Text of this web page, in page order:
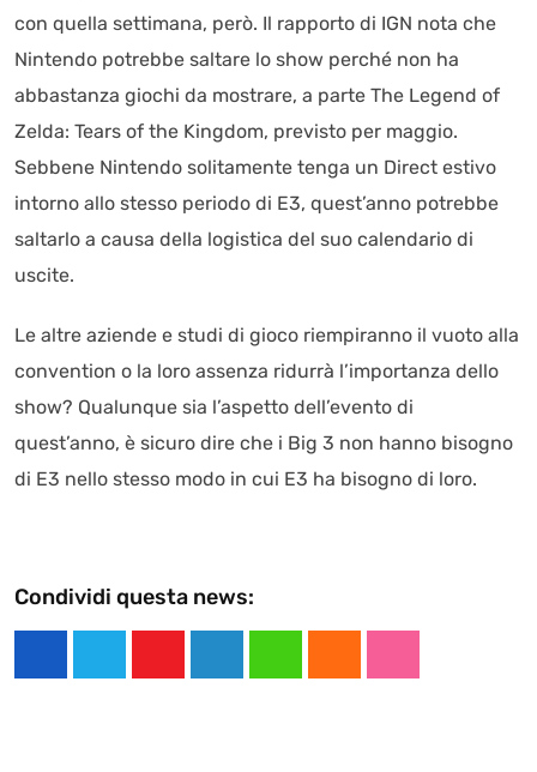
con quella settimana, però. Il rapporto di IGN nota che
Nintendo potrebbe saltare lo show perché non ha
abbastanza giochi da mostrare, a parte The Legend of
Zelda: Tears of the Kingdom, previsto per maggio.
Sebbene Nintendo solitamente tenga un Direct estivo
intorno allo stesso periodo di E3, quest’anno potrebbe
saltarlo a causa della logistica del suo calendario di
uscite.
Le altre aziende e studi di gioco riempiranno il vuoto alla
convention o la loro assenza ridurrà l’importanza dello
show? Qualunque sia l’aspetto dell’evento di
quest’anno, è sicuro dire che i Big 3 non hanno bisogno
di E3 nello stesso modo in cui E3 ha bisogno di loro.
Condividi questa news: